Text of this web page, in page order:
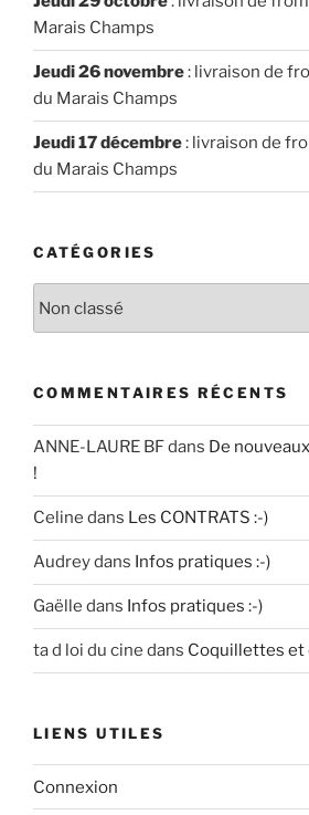
Marais Champs
Jeudi 26 novembre: livraison de
du Marais Champs
Jeudi 17 décembre: livraison de
du Marais Champs
CATÉGORIES
COMMENTAIRES RÉCENTS
ANNE-LAURE BFdans De
!
Celine dans Les CONTRATS :-)
Audreydans Infos pratiques :-)
Gaëlle dans Infos pratiques :-)
ta d loi du cine dans Coquillettes et
LIENS UTILES
Connexion